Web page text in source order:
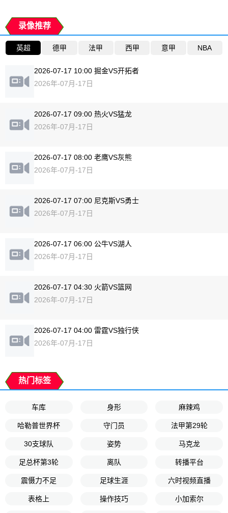
录像推荐
英超 德甲 法甲 西甲 意甲 NBA
2026-07-17 10:00 掘金VS开拓者
2026年-07月-17日
2026-07-17 09:00 热火VS猛龙
2026年-07月-17日
2026-07-17 08:00 老鹰VS灰熊
2026年-07月-17日
2026-07-17 07:00 尼克斯VS勇士
2026年-07月-17日
2026-07-17 06:00 公牛VS湖人
2026年-07月-17日
2026-07-17 04:30 火箭VS篮网
2026年-07月-17日
2026-07-17 04:00 雷霆VS独行侠
2026年-07月-17日
热门标签
车库 身形 麻辣鸡
哈勒普世界杯 守门员 法甲第29轮
30支球队 姿势 马克龙
足总杯第3轮 离队 转播平台
震慑力不足 足球生涯 六时视频直播
表格上 操作技巧 小加索尔